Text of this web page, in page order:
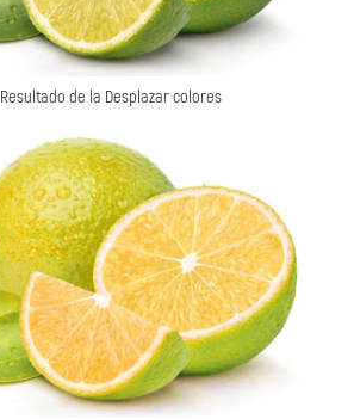
Resultado de la Desplazar colores